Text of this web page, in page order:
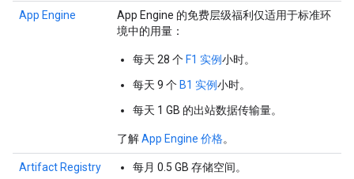
App Engine
App Engine 的免费层级福利仅适用于标准环
境中的用量：
每天 28 个 F1 实例小时。
每天 9 个 B1 实例小时。
每天 1 GB 的出站数据传输量。
了解App Engine 价格。
Artifact Registry 每月 0.5 GB 存储空间。